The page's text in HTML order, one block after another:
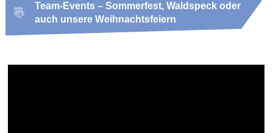
Team-Events – Sommerfest, Waldspeck oder
auch unsere Weihnachtsfeiern